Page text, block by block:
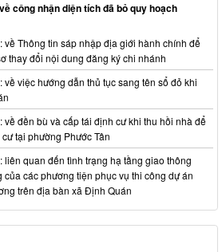
công nhận diện tích đã bỏ quy hoạch
về Thông tin sáp nhập địa giới hành chính để
thay đổi nội dung đăng ký chi nhánh
về việc hướng dẫn thủ tục sang tên sổ đỏ khi
về đền bù và cấp tái định cư khi thu hồi nhà để
tại phường Phước Tân
liên quan đến tình trạng hạ tầng giao thông
các phương tiện phục vụ thi công dự án
trên địa bàn xã Định Quán